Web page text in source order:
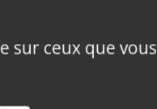
sur ceux que vous